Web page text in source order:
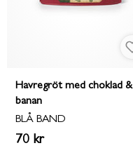
Havregröt med choklad &
banan
BLÅ BAND
70 kr